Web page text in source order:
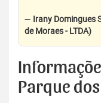
— Irany Domingues
de Moraes - LTDA)
Parque